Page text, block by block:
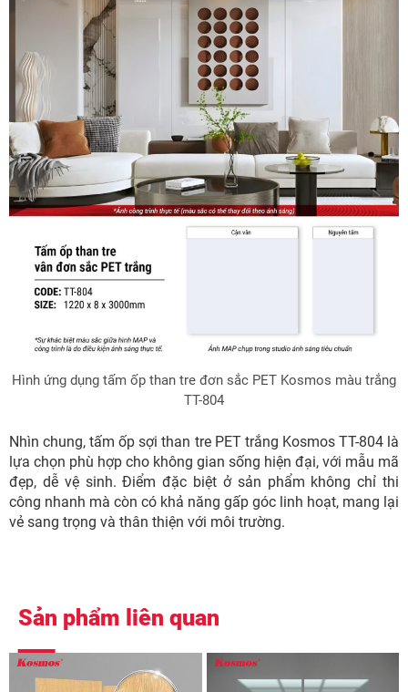
Hình ứng dụng tấm ốp than tre đơn sắc PET Kosmos màu trắng
TT-804
Nhìn chung, tấm ốp sợi than tre PET trắng Kosmos TT-804 là
lựa chọn phù hợp cho không gian sống hiện đại, với mẫu mã
đẹp, dễ vệ sinh. Điểm đặc biệt ở sản phẩm không chỉ thi
công nhanh mà còn có khả năng gấp góc linh hoạt, mang lại
vẻ sang trọng và thân thiện với môi trường.
Sản phẩm liên quan